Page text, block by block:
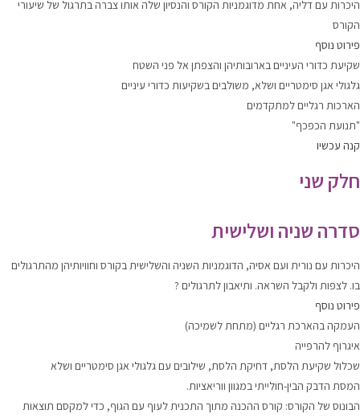
היכרות עם דליה, אחת מדוגמניות הקורס והנסיון שלה אותו צברה בתרגול של שיעורי
הקורס
פירוט נוסף
שקיעת כדורי העיניים בארובותיהן והצפתן אל פני השטח
גלגולי אגן סימטריים ושלא, משולבים בשקיעות כדורי עיניים
הארכות רגליים למתקדמים
"תנועת הכפכף"
קנה עכשיו
חלק שני
סדרה שניה ושלישית
היכרות עם נורית ועם אסיה, הדוגמניות השניה והשלישית בקורס וחוויותיהן מהתרגולים
בו. לצפות ולקבל השראה. ותיאבון לתרגולים ?
פירוט נוסף
העמקה בהארכת רגליים (מתחת לשמיכה)
איגרוף להרפייה
שכלול שקיעת הלסת, דחיקת הלסת, שילובים עם גלגולי אגן סימטריים ושלא
המסת הדבק הבין-חולייתי במגוון ווריאציות.
הבונוס של הקורס: קורס ההכנה מתוך התכנית לעוף עם הגוף, כדי למקסם תוצאות